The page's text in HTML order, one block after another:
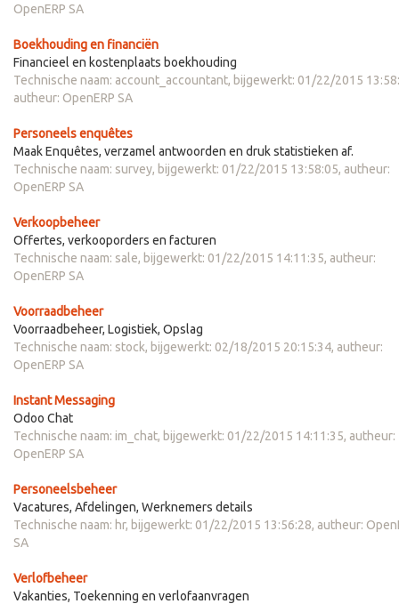
OpenERP SA
Boekhouding en financiën
Financieel en kostenplaats boekhouding
Technische naam: account_accountant, bijgewerkt: 01/22/2015
autheur: OpenERP SA
Personeels enquêtes
Maak Enquêtes, verzamel antwoorden en druk statistieken af.
Technische naam: survey, bijgewerkt: 01/22/2015 13:58:05, autheur:
OpenERP SA
Verkoopbeheer
Offertes, verkooporders en facturen
Technische naam: sale, bijgewerkt: 01/22/2015 14:11:35, autheur:
OpenERP SA
Voorraadbeheer
Voorraadbeheer, Logistiek, Opslag
Technische naam: stock, bijgewerkt: 02/18/2015 20:15:34, autheur:
OpenERP SA
Instant Messaging
Odoo Chat
Technische naam: im_chat, bijgewerkt: 01/22/2015 14:11:35, autheur:
OpenERP SA
Personeelsbeheer
Vacatures, Afdelingen, Werknemers details
Technische naam: hr, bijgewerkt: 01/22/2015 13:56:28, autheur:
SA
Verlofbeheer
Vakanties, Toekenning en verlofaanvragen